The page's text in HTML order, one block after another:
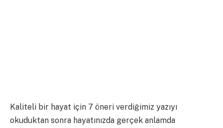
Kaliteli bir hayat için 7 öneri verdiğimiz yazıyı
okuduktan sonra hayatınızda gerçek anlamda